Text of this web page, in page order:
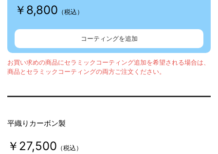
￥8,800 （税込）
コーティングを追加
お買い求めの商品にセラミックコーティング追加を希望される場合は、
商品とセラミックコーティングの両方ご注文ください。
平織りカーボン製
￥27,500 （税込）